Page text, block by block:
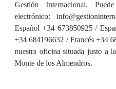
Gestión Internacional.
electrónico:
Español +34 673850925 /
+34 684196632 / Francés +34
nuestra oficina situada justo a
Monte de los Almendros.